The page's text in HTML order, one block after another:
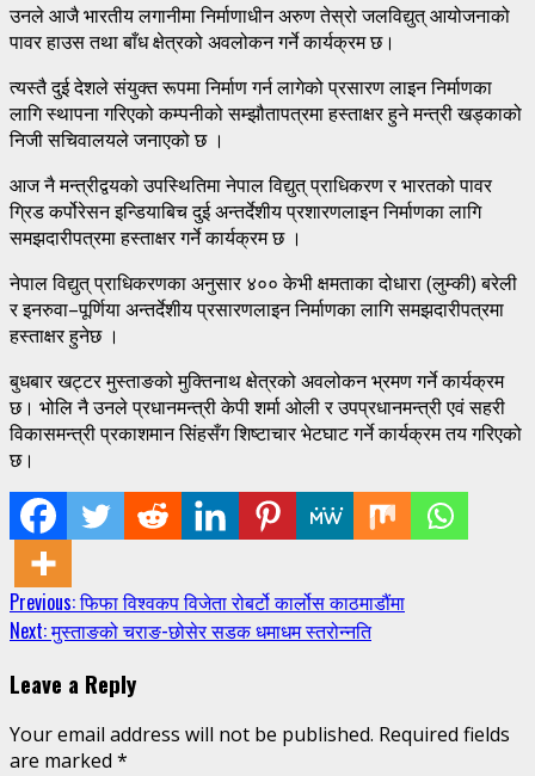
उनले आजै भारतीय लगानीमा निर्माणाधीन अरुण तेस्रो जलविद्युत् आयोजनाको
पावर हाउस तथा बाँध क्षेत्रको अवलोकन गर्ने कार्यक्रम छ।
त्यस्तै दुई देशले संयुक्त रूपमा निर्माण गर्न लागेको प्रसारण लाइन निर्माणका
लागि स्थापना गरिएको कम्पनीको सम्झौतापत्रमा हस्ताक्षर हुने मन्त्री खड्काको
निजी सचिवालयले जनाएको छ ।
आज नै मन्त्रीद्वयको उपस्थितिमा नेपाल विद्युत् प्राधिकरण र भारतको पावर
ग्रिड कर्पोरेसन इन्डियाबिच दुई अन्तर्देशीय प्रशारणलाइन निर्माणका लागि
समझदारीपत्रमा हस्ताक्षर गर्ने कार्यक्रम छ ।
नेपाल विद्युत् प्राधिकरणका अनुसार ४०० केभी क्षमताका दोधारा (लुम्की) बरेली
र इनरुवा–पूर्णिया अन्तर्देशीय प्रसारणलाइन निर्माणका लागि समझदारीपत्रमा
हस्ताक्षर हुनेछ ।
बुधबार खट्टर मुस्ताङको मुक्तिनाथ क्षेत्रको अवलोकन भ्रमण गर्ने कार्यक्रम
छ। भोलि नै उनले प्रधानमन्त्री केपी शर्मा ओली र उपप्रधानमन्त्री एवं सहरी
विकासमन्त्री प्रकाशमान सिंहसँग शिष्टाचार भेटघाट गर्ने कार्यक्रम तय गरिएको
छ।
Continue
Reading
Previous:फिफा विश्वकप विजेता रोबर्टो कार्लोस काठमाडौंमा
Next:मुस्ताङको चराङ-छोसेर सडक धमाधम स्तरोन्नति
Leave a Reply
Your email address will not be published. Required fields
are marked *